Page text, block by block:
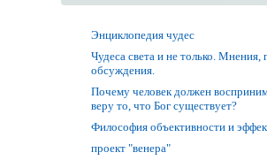
Энциклопедия чудес
Чудеса света и не только. Мнения,
обсуждения.
Почему человек должен
веру то, что Бог существует?
Философия объективности и
проект "венера"